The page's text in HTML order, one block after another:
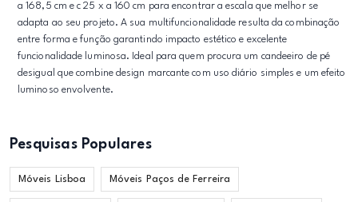
a 168,5 cm e c 25 x a 160 cm para encontrar a escala que melhor se
adapta ao seu projeto. A sua multifuncionalidade resulta da combinação
entre forma e função garantindo impacto estético e excelente
funcionalidade luminosa. Ideal para quem procura um candeeiro de pé
desigual que combine design marcante com uso diário simples e um efeito
luminoso envolvente.
Pesquisas Populares
Móveis Lisboa Móveis Paços de Ferreira